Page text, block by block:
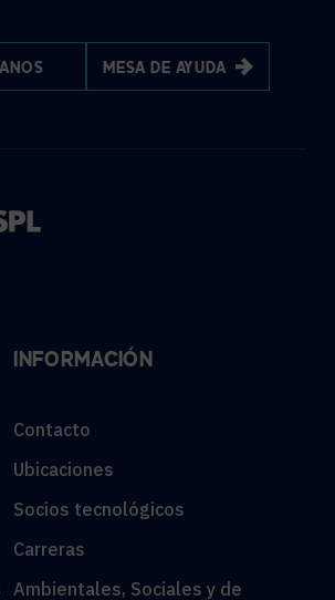
MESA DE AYUDA
INFORMACIÓN
Contacto
Ubicaciones
Socios tecnológicos
Carreras
Ambientales, Sociales y de